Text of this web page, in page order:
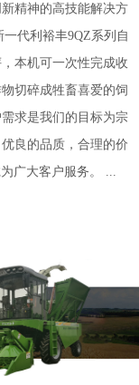
精神的高技能解决方
代利裕丰9QZ系列自
本机可一次性完成收
切碎成牲畜喜爱的饲
求是我们的目标为宗
良的品质，合理的价
广大客户服务。 ...